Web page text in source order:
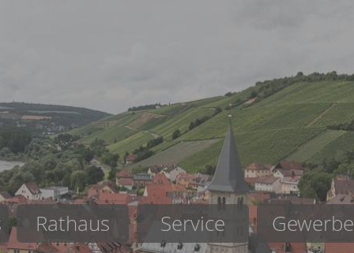
Rathaus Service Gewerbe